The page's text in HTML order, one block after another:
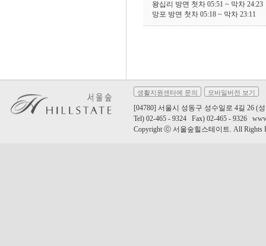
왕십리 방면 첫차 05:51 ~ 막차 24:23
망포 방면 첫차 05:18 ~ 막차 23:11
생활지원센터에 문의 모바일버전 보기
[04780] 서울시 성동구 성수일로 4길 26 (
Tel) 02-465 - 9324 Fax) 02-465 - 9326
Copyright ⓒ 서울숲힐스테이트. All Rights